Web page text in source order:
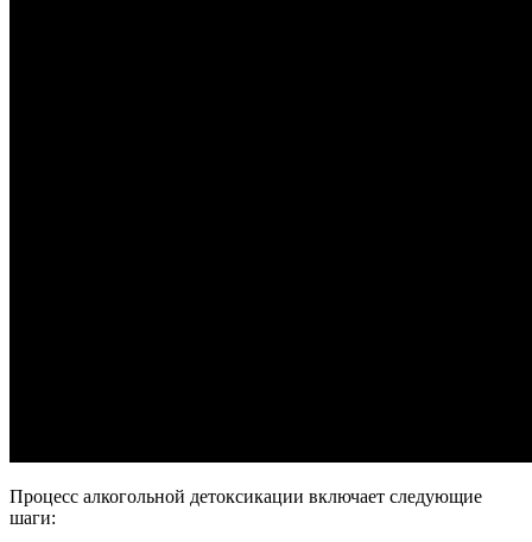
Процесс алкогольной детоксикации включает следующие
шаги: